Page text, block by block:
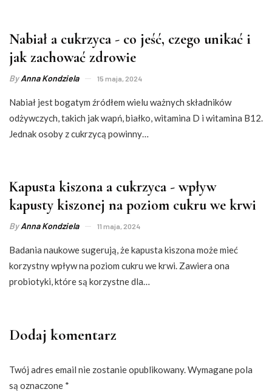
Nabiał a cukrzyca - co jeść, czego unikać i
jak zachować zdrowie
ByAnna Kondziela 15 maja, 2024
Nabiał jest bogatym źródłem wielu ważnych składników
odżywczych, takich jak wapń, białko, witamina D i witamina B12.
Jednak osoby z cukrzycą powinny…
Kapusta kiszona a cukrzyca - wpływ
kapusty kiszonej na poziom cukru we krwi
ByAnna Kondziela 11 maja, 2024
Badania naukowe sugerują, że kapusta kiszona może mieć
korzystny wpływ na poziom cukru we krwi. Zawiera ona
probiotyki, które są korzystne dla…
Dodaj komentarz
Twój adres email nie zostanie opublikowany.Wymagane pola
są oznaczone *